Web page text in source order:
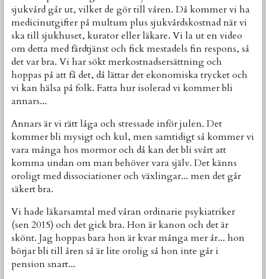
sjukvård går ut, vilket de gör till våren. Då kommer vi ha
medicinutgifter på multum plus sjukvårdskostnad när vi
ska till sjukhuset, kurator eller läkare. Vi la ut en video
om detta med färdtjänst och fick mestadels fin respons, så
det var bra. Vi har sökt merkostnadsersättning och
hoppas på att få det, då lättar det ekonomiska trycket och
vi kan hälsa på folk. Fatta hur isolerad vi kommer bli
annars...
Annars är vi rätt låga och stressade inför julen. Det
kommer bli mysigt och kul, men samtidigt så kommer vi
vara många hos mormor och då kan det bli svårt att
komma undan om man behöver vara själv. Det känns
oroligt med dissociationer och växlingar... men det går
säkert bra.
Vi hade läkarsamtal med våran ordinarie psykiatriker
(sen 2015) och det gick bra. Hon är kanon och det är
skönt. Jag hoppas bara hon är kvar många mer år... hon
börjar bli till åren så är lite orolig så hon inte går i
pension snart...